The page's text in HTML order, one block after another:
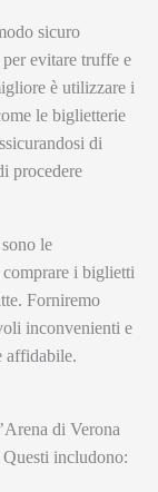
sicuro
evitare truffe e
è utilizzare i
le biglietterie
di
procedere
le
i biglietti
Forniremo
inconvenienti e
affidabile.
di Verona
Questi includono: